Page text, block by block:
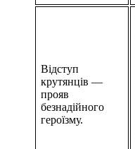
Відступ
крутянців —
прояв
безнадійного
героїзму.